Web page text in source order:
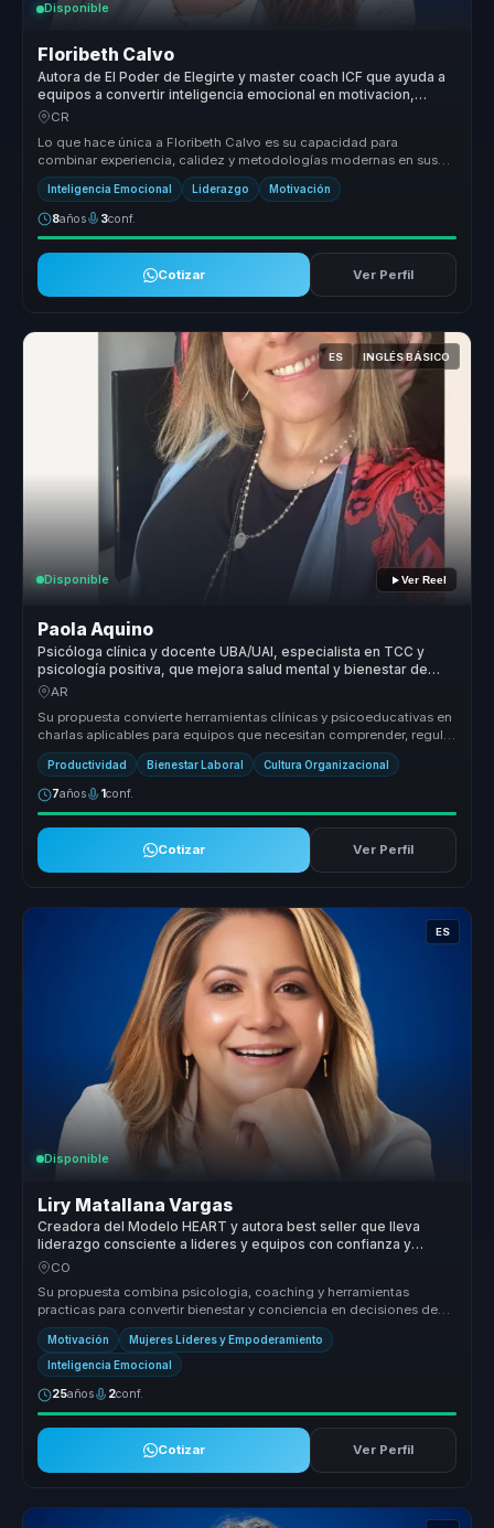
Disponible
Floribeth Calvo
Autora de El Poder de Elegirte y master coach ICF que ayuda a
equipos a convertir inteligencia emocional en motivacion,
productividad y liderazgo consciente.
CR
Lo que hace única a Floribeth Calvo es su capacidad para
combinar experiencia, calidez y metodologías modernas en sus
conferencias. Su en...
Inteligencia Emocional Liderazgo Motivación
8años 3conf.
Cotizar Ver Perfil
ES INGLÉS BÁSICO
Disponible Ver Reel
Paola Aquino
Psicóloga clínica y docente UBA/UAI, especialista en TCC y
psicología positiva, que mejora salud mental y bienestar de
equipos.
AR
Su propuesta convierte herramientas clínicas y psicoeducativas en
charlas aplicables para equipos que necesitan comprender, regular
y cui...
Productividad Bienestar Laboral Cultura Organizacional
7años 1conf.
Cotizar Ver Perfil
ES
Disponible
Liry Matallana Vargas
Creadora del Modelo HEART y autora best seller que lleva
liderazgo consciente a lideres y equipos con confianza y
bienestar.
CO
Su propuesta combina psicologia, coaching y herramientas
practicas para convertir bienestar y conciencia en decisiones de
liderazgo mas c...
Motivación Mujeres Líderes y Empoderamiento
Inteligencia Emocional
25años 2conf.
Cotizar Ver Perfil